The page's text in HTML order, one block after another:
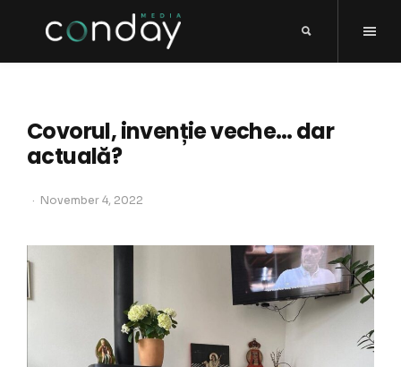
Covorul, invenție veche… dar
actuală?
November 4, 2022